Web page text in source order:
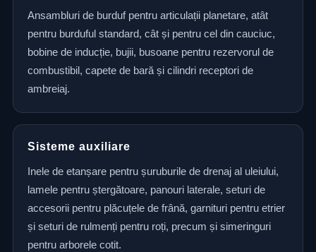
Ansambluri de burduf pentru articulații planetare, atât
pentru burduful standard, cât și pentru cel din cauciuc,
bobine de inducție, bujii, busoane pentru rezervorul de
combustibil, capete de bară și cilindri receptori de
ambreiaj.
Sisteme auxiliare
Inele de etanșare pentru șuruburile de drenaj al uleiului,
lamele pentru ștergătoare, panouri laterale, seturi de
accesorii pentru plăcuțele de frână, garnituri pentru etrier
și seturi de rulmenți pentru roți, precum și simeringuri
pentru arborele cotit.